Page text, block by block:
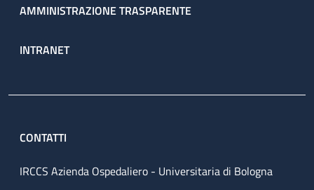
AMMINISTRAZIONE TRASPARENTE
INTRANET
CONTATTI
IRCCS Azienda Ospedaliero - Universitaria di Bologna